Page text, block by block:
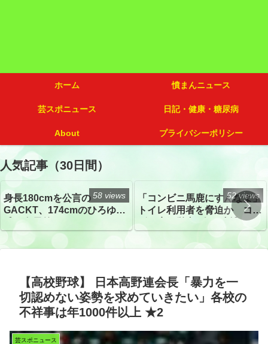
ホーム 憤まんニュース
芸スポニュース 日記・健康・糖尿病
About プライバシーポリシー
人気記事（30日間）
身長180cmを公言の
GACKT、174cmのひろゆき
トざわつき イベントでの写
真が話題
58 views
「コンビニ馬鹿にすんなよ」
トイレ利用者を脅迫か コン
52 views
【高校野球】 日本高野連会長「暴力を一
切認めない姿勢を求めていきたい」各校の
不祥事は年1000件以上 ★2
芸スポニュース